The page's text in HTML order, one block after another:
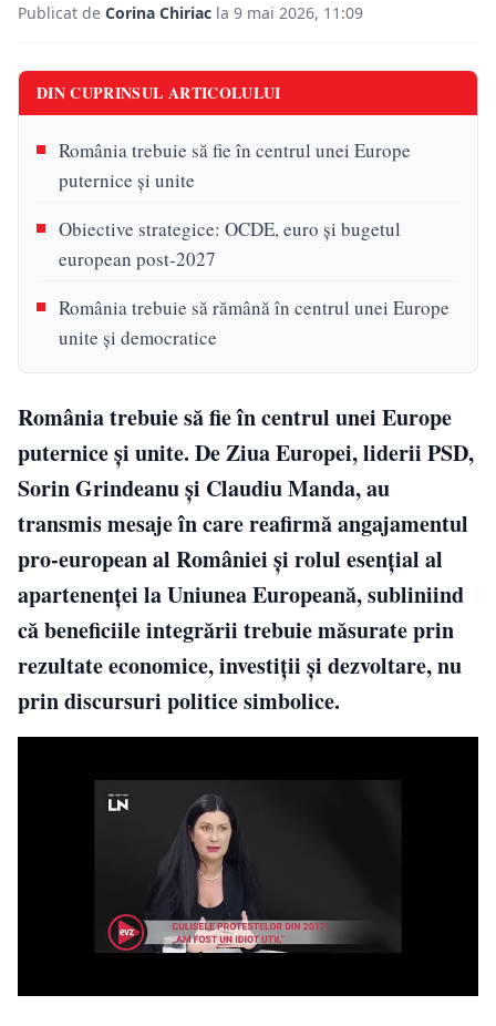
Publicat de Corina Chiriac la 9 mai 2026, 11:09
DIN CUPRINSUL ARTICOLULUI
România trebuie să fie în centrul unei Europe
puternice și unite
Obiective strategice: OCDE, euro și bugetul
european post-2027
România trebuie să rămână în centrul unei Europe
unite și democratice
România trebuie să fie în centrul unei Europe
puternice și unite. De Ziua Europei, liderii PSD,
Sorin Grindeanu și Claudiu Manda, au
transmis mesaje în care reafirmă angajamentul
pro-european al României și rolul esențial al
apartenenței la Uniunea Europeană, subliniind
că beneficiile integrării trebuie măsurate prin
rezultate economice, investiții și dezvoltare, nu
prin discursuri politice simbolice.